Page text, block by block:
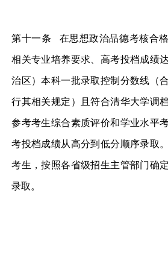
第十一条 在思想政治品德考核合
相关专业培养要求、高考投档成绩
治区）本科一批录取控制分数线（
行其相关规定）且符合清华大学调
参考考生综合素质评价和学业水平
考投档成绩从高分到低分顺序录取
考生，按照各省级招生主管部门确
录取。